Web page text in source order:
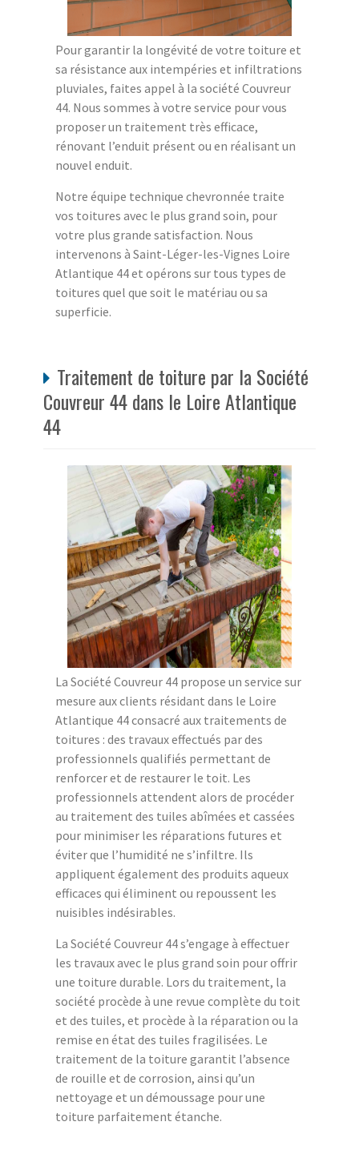
Pour garantir la longévité de votre toiture et
sa résistance aux intempéries et infiltrations
pluviales, faites appel à la société Couvreur
44. Nous sommes à votre service pour vous
proposer un traitement très efficace,
rénovant l’enduit présent ou en réalisant un
nouvel enduit.
Notre équipe technique chevronnée traite
vos toitures avec le plus grand soin, pour
votre plus grande satisfaction. Nous
intervenons à Saint-Léger-les-Vignes Loire
Atlantique 44 et opérons sur tous types de
toitures quel que soit le matériau ou sa
superficie.
Traitement de toiture par la Société
Couvreur 44 dans le Loire Atlantique
44
La Société Couvreur 44 propose un service sur
mesure aux clients résidant dans le Loire
Atlantique 44 consacré aux traitements de
toitures : des travaux effectués par des
professionnels qualifiés permettant de
renforcer et de restaurer le toit. Les
professionnels attendent alors de procéder
au traitement des tuiles abîmées et cassées
pour minimiser les réparations futures et
éviter que l’humidité ne s’infiltre. Ils
appliquent également des produits aqueux
efficaces qui éliminent ou repoussent les
nuisibles indésirables.
La Société Couvreur 44 s’engage à effectuer
les travaux avec le plus grand soin pour offrir
une toiture durable. Lors du traitement, la
société procède à une revue complète du toit
et des tuiles, et procède à la réparation ou la
remise en état des tuiles fragilisées. Le
traitement de la toiture garantit l’absence
de rouille et de corrosion, ainsi qu’un
nettoyage et un démoussage pour une
toiture parfaitement étanche.